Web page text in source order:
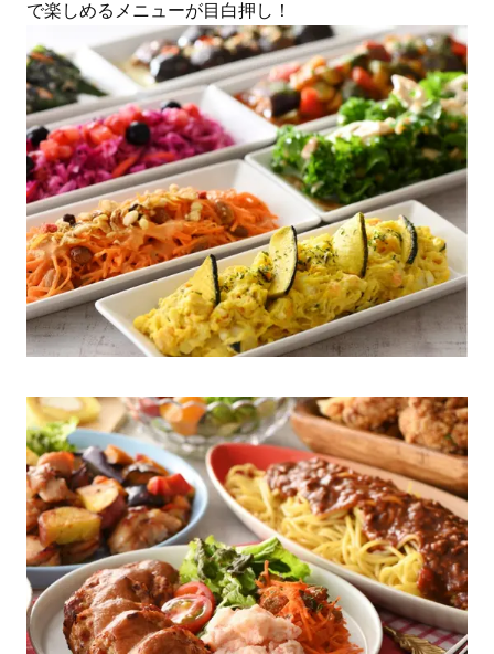
で楽しめるメニューが目白押し！